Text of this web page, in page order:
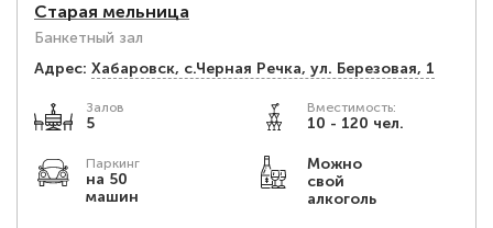
Старая мельница
Банкетный зал
Адрес: Хабаровск, с.Черная Речка, ул. Березовая, 1
Залов
5
Вместимость:
10 - 120 чел.
Паркинг
на 50
машин
Можно
свой
алкоголь